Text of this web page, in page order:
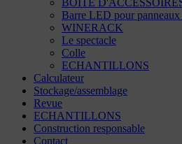
BOÎTE
Barre LED pour panneaux
WINERACK
Le spectacle
Colle
ECHANTILLONS
Calculateur
Stockage/assemblage
Revue
ECHANTILLONS
Construction responsable
Contact